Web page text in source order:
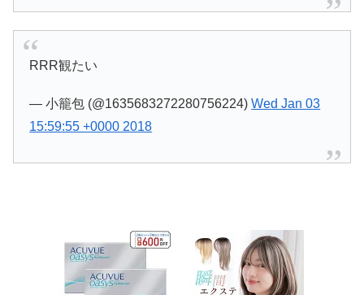
RRR観たい
— 小籠包 (@1635683272280756224)Wed Jan 03
15:59:55 +0000 2018